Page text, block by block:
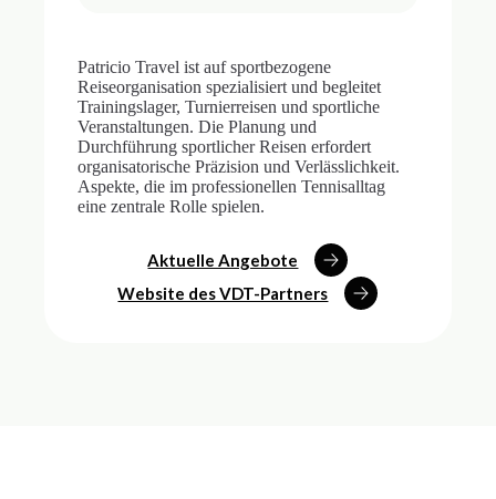
Patricio Travel ist auf sportbezogene
Reiseorganisation spezialisiert und begleitet
Trainingslager, Turnierreisen und sportliche
Veranstaltungen. Die Planung und
Durchführung sportlicher Reisen erfordert
organisatorische Präzision und Verlässlichkeit.
Aspekte, die im professionellen Tennisalltag
eine zentrale Rolle spielen.
Aktuelle Angebote
Website des VDT-Partners